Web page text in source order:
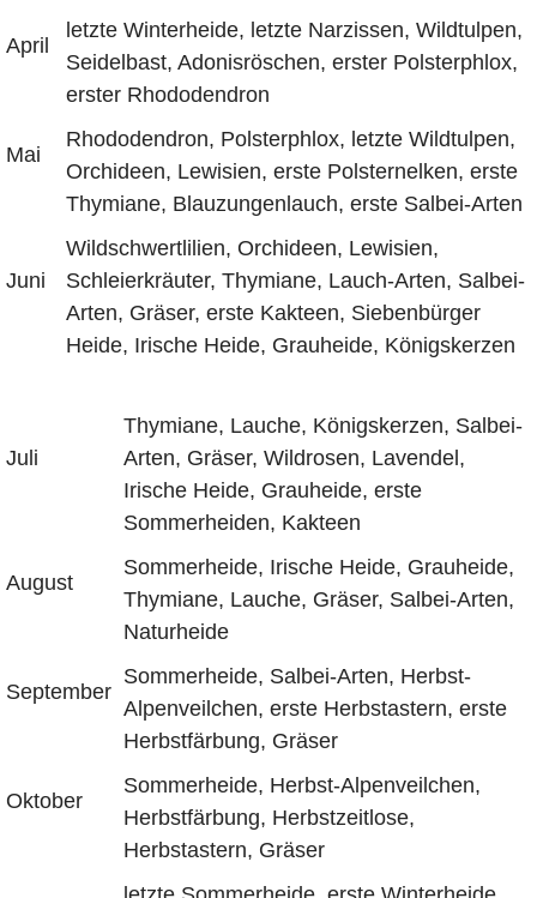
April
letzte Winterheide, letzte Narzissen, Wildtulpen,
Seidelbast, Adonisröschen, erster Polsterphlox,
erster Rhododendron
Mai
Rhododendron, Polsterphlox, letzte Wildtulpen,
Orchideen, Lewisien, erste Polsternelken, erste
Thymiane, Blauzungenlauch, erste Salbei-Arten
Juni
Wildschwertlilien, Orchideen, Lewisien,
Schleierkräuter, Thymiane, Lauch-Arten, Salbei-
Arten, Gräser, erste Kakteen, Siebenbürger
Heide, Irische Heide, Grauheide, Königskerzen
Juli
Thymiane, Lauche, Königskerzen, Salbei-
Arten, Gräser, Wildrosen, Lavendel,
Irische Heide, Grauheide, erste
Sommerheiden, Kakteen
August
Sommerheide, Irische Heide, Grauheide,
Thymiane, Lauche, Gräser, Salbei-Arten,
Naturheide
September
Sommerheide, Salbei-Arten, Herbst-
Alpenveilchen, erste Herbstastern, erste
Herbstfärbung, Gräser
Oktober
Sommerheide, Herbst-Alpenveilchen,
Herbstfärbung, Herbstzeitlose,
Herbstastern, Gräser